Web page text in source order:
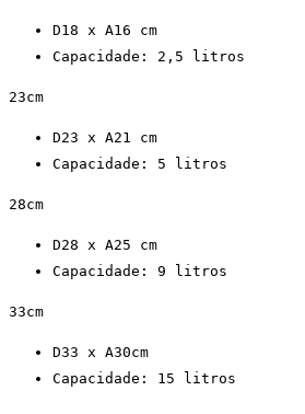
D18 x A16 cm
Capacidade: 2,5 litros
23cm
D23 x A21 cm
Capacidade: 5 litros
28cm
D28 x A25 cm
Capacidade: 9 litros
33cm
D33 x A30cm
Capacidade: 15 litros